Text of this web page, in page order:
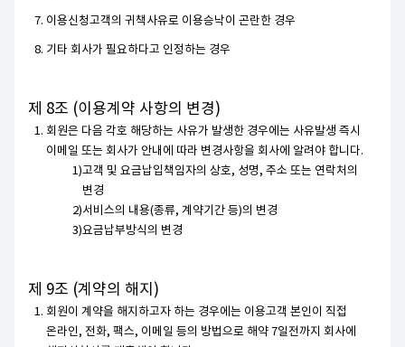
이용신청고객의 귀책사유로 이용승낙이 곤란한 경우
기타 회사가 필요하다고 인정하는 경우
제 8조 (이용계약 사항의 변경)
회원은 다음 각호 해당하는 사유가 발생한 경우에는 사유발생 즉시
이메일 또는 회사가 안내에 따라 변경사항을 회사에 알려야 합니다.
고객 및 요금납입책임자의 상호, 성명, 주소 또는 연락처의
변경
서비스의 내용(종류, 계약기간 등)의 변경
요금납부방식의 변경
제 9조 (계약의 해지)
회원이 계약을 해지하고자 하는 경우에는 이용고객 본인이 직접
온라인, 전화, 팩스, 이메일 등의 방법으로 해약 7일전까지 회사에